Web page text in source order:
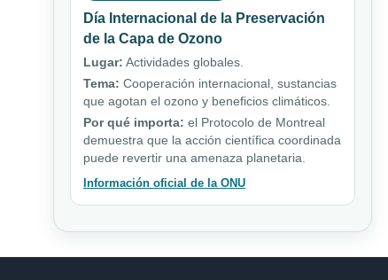
Día Internacional de la Preservación
de la Capa de Ozono
Lugar: Actividades globales.
Tema: Cooperación internacional, sustancias
que agotan el ozono y beneficios climáticos.
Por qué importa: el Protocolo de Montreal
demuestra que la acción científica coordinada
puede revertir una amenaza planetaria.
Información oficial de la ONU